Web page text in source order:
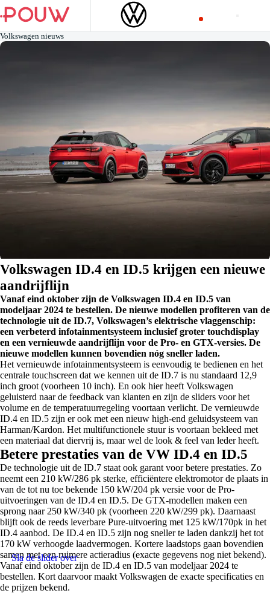
Volkswagen nieuws
Volkswagen ID.4 en ID.5 krijgen een nieuwe
aandrijflijn
Vanaf eind oktober zijn de Volkswagen ID.4 en ID.5 van
modeljaar 2024 te bestellen. De nieuwe modellen profiteren van de
technologie uit de ID.7, Volkswagen’s elektrische vlaggenschip:
een verbeterd infotainmentsysteem inclusief groter touchdisplay
en een vernieuwde aandrijflijn voor de Pro- en GTX-versies. De
nieuwe modellen kunnen bovendien nóg sneller laden.
Het vernieuwde infotainmentsysteem is eenvoudig te bedienen en het
centrale touchscreen dat we kennen uit de ID.7 is nu standaard 12,9
inch groot (voorheen 10 inch). En ook hier heeft Volkswagen
geluisterd naar de feedback van klanten en zijn de sliders voor het
volume en de temperatuurregeling voortaan verlicht. De vernieuwde
ID.4 en ID.5 zijn er ook met een nieuw high-end geluidsysteem van
Harman/Kardon. Het multifunctionele stuur is voortaan bekleed met
een materiaal dat diervrij is, maar wel de look & feel van leder heeft.
Betere prestaties van de VW ID.4 en ID.5
De technologie uit de ID.7 staat ook garant voor betere prestaties. Zo
neemt een 210 kW/286 pk sterke, efficiëntere elektromotor de plaats in
van de tot nu toe bekende 150 kW/204 pk versie voor de Pro-
uitvoeringen van de ID.4 en ID.5. De GTX-modellen maken een
sprong naar 250 kW/340 pk (voorheen 220 kW/299 pk). Daarnaast
blijft ook de reeds leverbare Pure-uitvoering met 125 kW/170pk in het
ID.4 aanbod. De ID.4 en ID.5 zijn nog sneller te laden dankzij het tot
170 kW verhoogde laadvermogen. Kortere laadstops gaan bovendien
samen met een ruimere actieradius (exacte gegevens nog niet bekend).
Vanaf eind oktober zijn de ID.4 en ID.5 van modeljaar 2024 te
bestellen. Kort daarvoor maakt Volkswagen de exacte specificaties en
de prijzen bekend.
Sla de slider over